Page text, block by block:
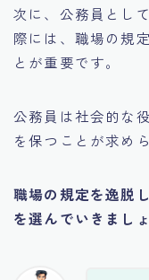
次に、公務員とし
際には、職場の規
とが重要です。
公務員は社会的な
を保つことが求め
職場の規定を逸脱
を選んでいきまし